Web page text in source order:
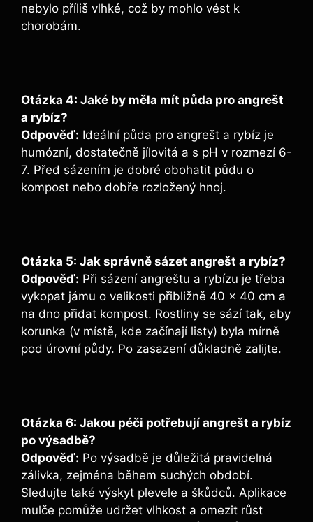
nebylo příliš vlhké, což by mohlo vést k
chorobám.
Otázka 4: Jaké by měla mít půda pro angrešt
a rybíz?
Odpověď: Ideální půda pro angrešt a rybíz je
humózní, dostatečně jílovitá a s pH v rozmezí 6-
7. Před sázením je dobré obohatit půdu o
kompost nebo dobře rozložený hnoj.
Otázka 5: Jak správně sázet angrešt a rybíz?
Odpověď: Při sázení angreštu a rybízu je třeba
vykopat jámu o velikosti přibližně 40 x 40 cm a
na dno přidat kompost. Rostliny se sází tak, aby
korunka (v místě, kde začínají listy) byla mírně
pod úrovní půdy. Po zasazení důkladně zalijte.
Otázka 6: Jakou péči potřebují angrešt a rybíz
po výsadbě?
Odpověď: Po výsadbě je důležitá pravidelná
zálivka, zejména během suchých období.
Sledujte také výskyt plevele a škůdců. Aplikace
mulče pomůže udržet vlhkost a omezit růst